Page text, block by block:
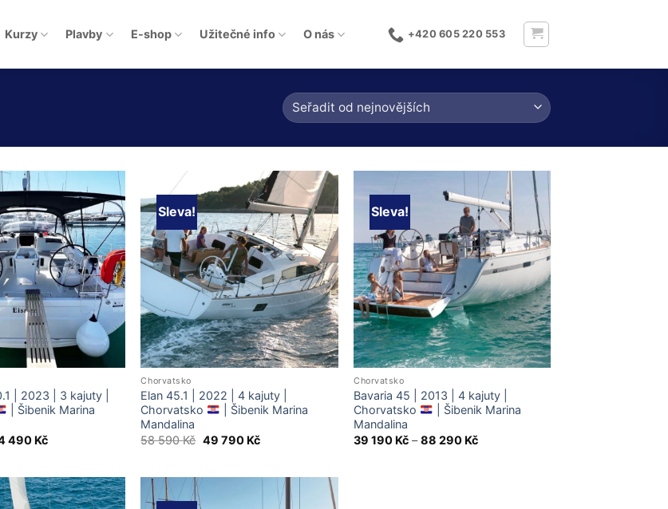
Kurzy Plavby E-shop Užitečné info O nás +420 605 220 553
| 2023 | 3 kajuty |
| Šibenik Marina
Kč.
490 KčCurrent
490 Kč.
Sleva!
Chorvatsko
Elan 45.1 | 2022 | 4 kajuty |
Chorvatsko
| Šibenik Marina
Mandalina
58 590Kč Original
49 790 KčCurrent
790 Kč.
Sleva!
Chorvatsko
Bavaria 45 | 2013 | 4 kajuty |
Chorvatsko
| Šibenik Marina
Mandalina
39 190 Kč – 88 290 KčPrice